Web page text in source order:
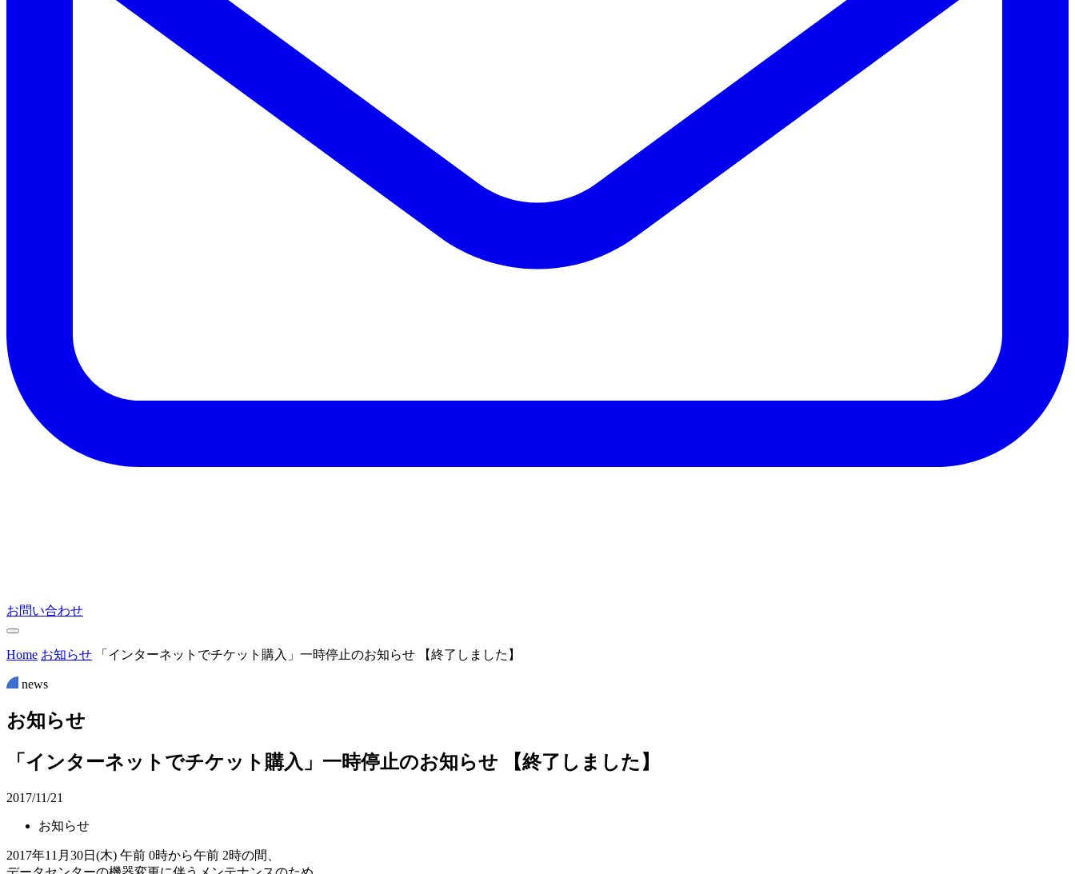
お問い合わせ
Home お知らせ 「インターネットでチケット購入」一時停止のお知らせ 【終了しました】
news
お知らせ
「インターネットでチケット購入」一時停止のお知らせ 【終了しました】
2017/11/21
お知らせ
2017年11月30日(木) 午前 0時から午前 2時の間、